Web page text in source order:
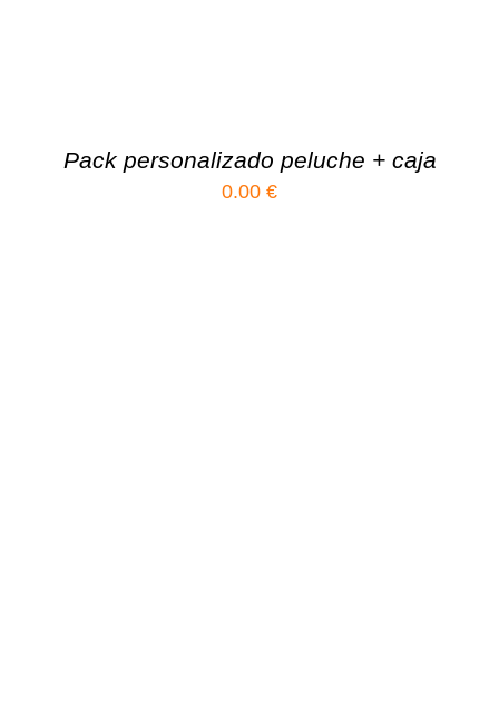
Pack personalizado peluche + caja
0.00 €